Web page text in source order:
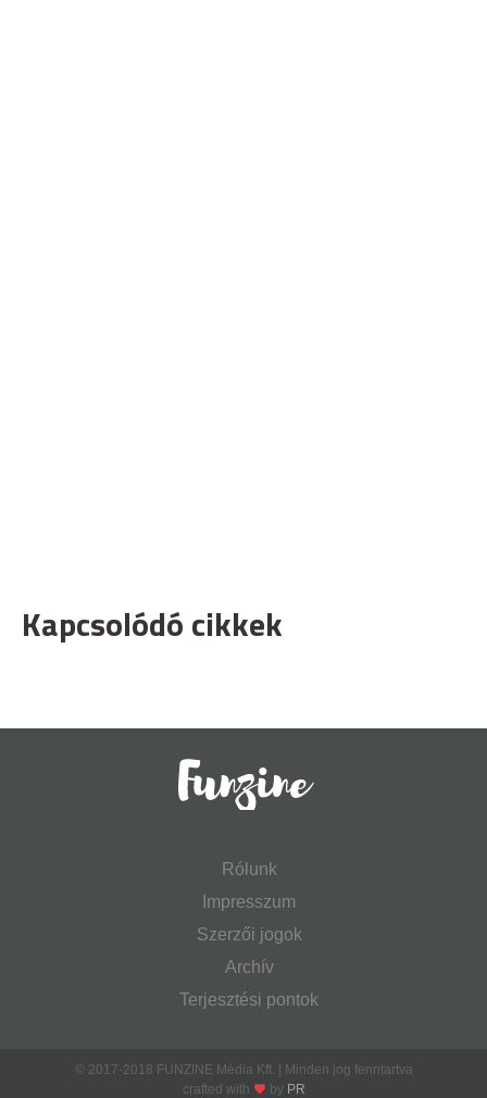
Kapcsolódó cikkek
Rólunk
Impresszum
Szerzői jogok
Archív
Terjesztési pontok
© 2017-2018 FUNZINE Média Kft. | Minden jog fenntartva
crafted with
by PR